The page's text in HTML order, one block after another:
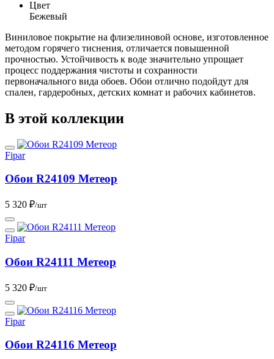
Цвет
Бежевый
Виниловое покрытие на флизелиновой основе, изготовленное
методом горячего тиснения, отличается повышенной
прочностью. Устойчивость к воде значительно упрощает
процесс поддержания чистоты и сохранности
первоначального вида обоев. Обои отлично подойдут для
спален, гардеробных, детских комнат и рабочих кабинетов.
В этой коллекции
Fipar
Обои R24109 Метеор
5 320 ₽/шт
Fipar
Обои R24111 Метеор
5 320 ₽/шт
Fipar
Обои R24116 Метеор